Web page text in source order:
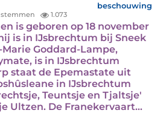
beschouwing
stemmen 1.073
is geboren op 18 november
is in IJsbrechtum bij Sneek
Goddard-Lampe,
is in IJsbrechtum
staat de Epemastate uit
in IJsbrechtum
Teuntsje en Tjaltsje'
Ultzen. De Franekervaart…